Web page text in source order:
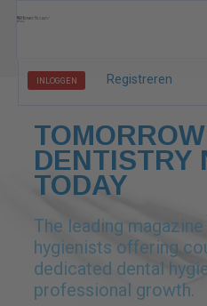
INLOGGEN Registreren
DENTISTRY
TODAY
The leading
hygienists offering
dedicated dental
professional growth.